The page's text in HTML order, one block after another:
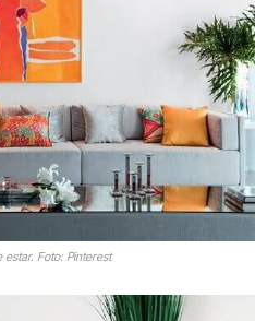
estar. Foto: Pinterest